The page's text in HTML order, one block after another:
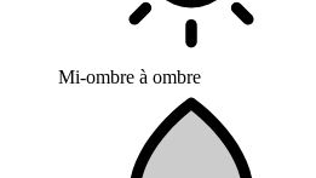
Mi-ombre à ombre